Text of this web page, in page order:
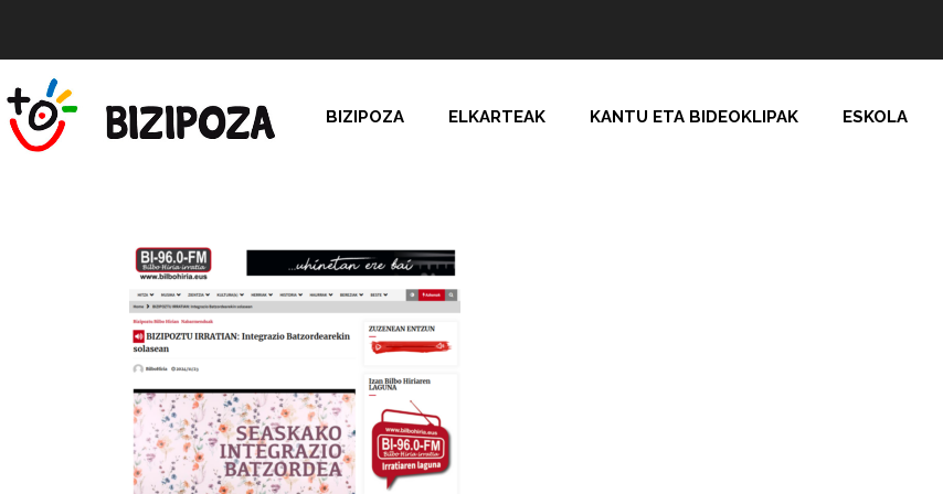
BIZIPOZA ELKARTEAK KANTU ETA BIDEOKLIPAK ESKOLA